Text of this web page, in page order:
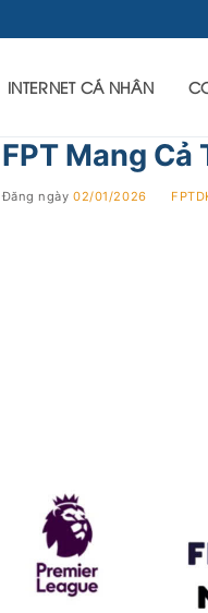
INTERNET CÁ NHÂN
FPT Mang Cả
Đăng ngày02/01/2026